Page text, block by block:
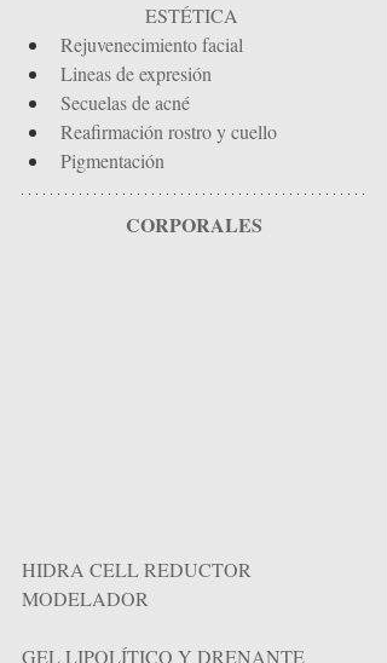
ESTÉTICA
Rejuvenecimiento facial
Lineas de expresión
Secuelas de acné
Reafirmación rostro y cuello
Pigmentación
CORPORALES
HIDRA CELL REDUCTOR
MODELADOR
GEL LIPOLÍTICO Y DRENANTE